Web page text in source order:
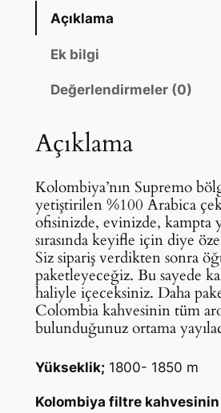
e
o
2
5
0
g
r
a
F
l
Açıklama
Ek bilgi
Değerlendirmeler (0)
Açıklama
Kolombiya’nın Supremo
yetiştirilen %100 Arabica
ofisinizde, evinizde, kampta
sırasında keyifle için diye
Siz sipariş verdikten sonra
paketleyeceğiz. Bu sayede
haliyle içeceksiniz. Daha
Colombia kahvesinin tüm
bulunduğunuz ortama
Yükseklik;1800- 1850 m
Kolombiya filtre kahvesinin